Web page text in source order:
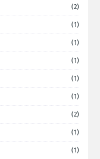
(2)
(1)
(1)
(1)
(1)
(1)
(2)
(1)
(1)